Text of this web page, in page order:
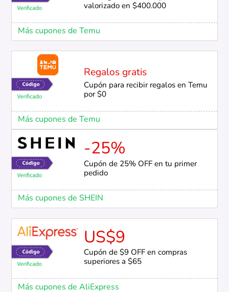
valorizado en $400.000
Más cupones de Temu
Regalos gratis
Cupón para recibir regalos en Temu
por $0
Más cupones de Temu
-25%
Cupón de 25% OFF en tu primer
pedido
Más cupones de SHEIN
US$9
Cupón de $9 OFF en compras
superiores a $65
Más cupones de AliExpress